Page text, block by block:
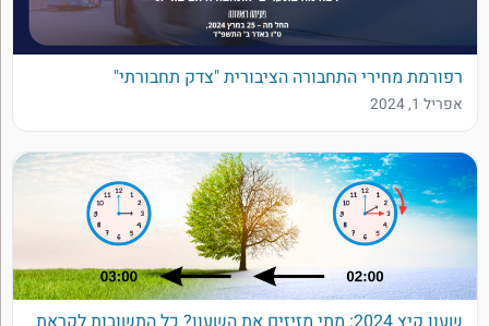
רפורמת מחירי התחבורה הציבורית "צדק תחבורתי"
אפריל 1, 2024